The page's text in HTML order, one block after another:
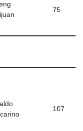
75
107